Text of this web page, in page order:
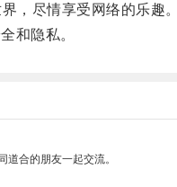
尽情享受网络的乐趣。
和隐私。
合的朋友一起交流。